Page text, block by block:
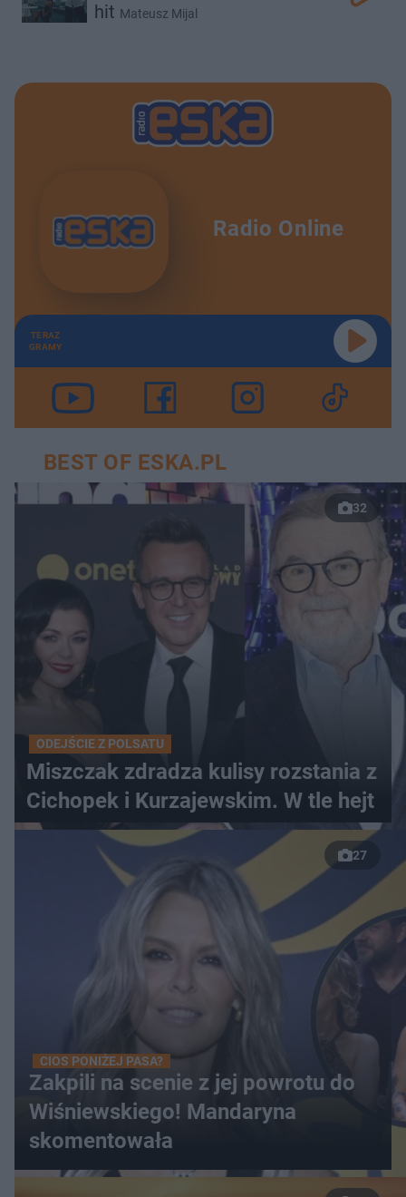
hit Mateusz Mijal
Radio Online
TERAZ
GRAMY
BEST OF ESKA.PL
32
ODEJŚCIE Z POLSATU
Miszczak zdradza kulisy rozstania z
Cichopek i Kurzajewskim. W tle hejt
27
CIOS PONIŻEJ PASA?
Zakpili na scenie z jej powrotu do
Wiśniewskiego! Mandaryna
skomentowała